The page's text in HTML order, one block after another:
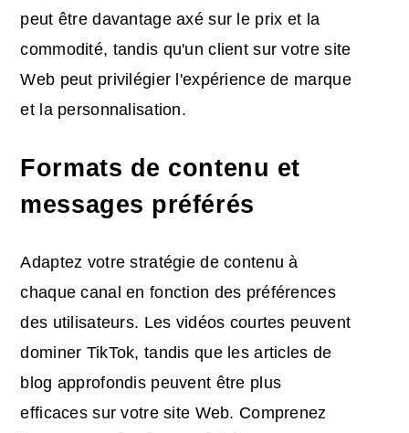
peut être davantage axé sur le prix et la
commodité, tandis qu'un client sur votre site
Web peut privilégier l'expérience de marque
et la personnalisation.
Formats de contenu et
messages préférés
Adaptez votre stratégie de contenu à
chaque canal en fonction des préférences
des utilisateurs. Les vidéos courtes peuvent
dominer TikTok, tandis que les articles de
blog approfondis peuvent être plus
efficaces sur votre site Web. Comprenez